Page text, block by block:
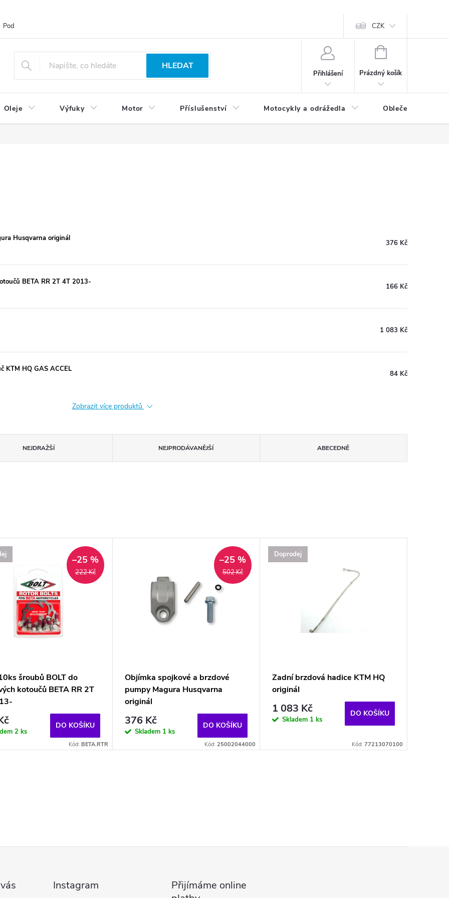
Podmínky ochrany osobních údajů CZK
HLEDAT
Přihlášení
NÁKUPNÍ
Prázdný košík
Oleje Výfuky Motor Příslušenství Motocykly a odrážedla Oblečení a
Husqvarna originál
376 Kč
BETA RR 2T 4T 2013-
166 Kč
1 083 Kč
KTM HQ GAS ACCEL
84 Kč
Zobrazit více produktů
NEJDRAŽŠÍ NEJPRODÁVANĚJŠÍ ABECEDNĚ
222 Kč
–25 %
šroubů BOLT do
kotoučů BETA RR 2T
2 ks
DO KOŠÍKU
Kód: BETA.RTR
502 Kč
–25 %
Objímka spojkové a brzdové
pumpy Magura Husqvarna
originál
376 Kč
Skladem 1 ks
DO KOŠÍKU
Kód: 25002044000
Doprodej
Zadní brzdová hadice KTM HQ
originál
1 083 Kč
Skladem 1 ks
DO KOŠÍKU
Kód: 77213070100
Instagram
Přijímáme online